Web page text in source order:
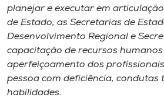
planejar e executar em
de Estado, as Secretarias de
Desenvolvimento Regional e
capacitação de recursos
aperfeiçoamento dos
pessoa com deficiência, condutas
habilidades.